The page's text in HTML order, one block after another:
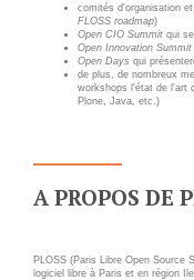
Prestations
Pour Qui ?
Workshop Cloud
Virtualisation
Formation
comités d'organisation
FLOSS roadmap)
Open CIO Summit qui
Open Innovation Summit
Open Days qui
de plus, de nombreux
workshops l'état de l'art
Plone, Java, etc.)
A PROPOS DE
PLOSS (Paris Libre Open Source
logiciel libre à Paris et en région